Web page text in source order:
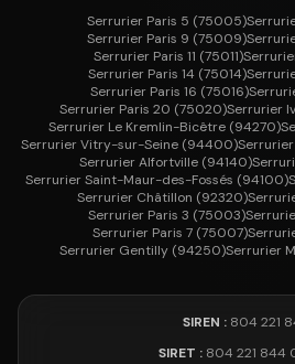
Serrurier Paris 5 (75005)
Serrurier Paris 9 (75009)
Serrurier Paris 11 (75011)
Serrurier Paris 14 (75014)
Serrurier Paris 16 (75016)
Serrurier Paris 20 (75020)Serrurier
Serrurier Le Kremlin-Bicêtre (94270)
SerrurierVitry-sur-Seine(94400)Serrurier
SerrurierAlfortville(94140)
SerrurierSaint-Maur-des-Fossés (94100)
Serrurier Châtillon (92320)
Serrurier Paris 3 (75003)
Serrurier Paris 7 (75007)
Serrurier Gentilly(94250)Serrurier
SIREN : 804 221
SIRET : 804 221 844